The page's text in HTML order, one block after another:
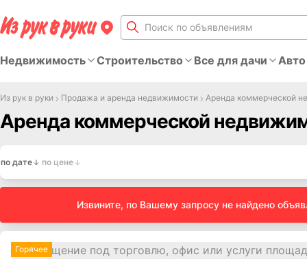
Недвижимость Строительство Все для дачи
Из рук в руки Продажа и аренда недвижимости Аренда коммерческой
Аренда коммерческой
по дате по цене
Извините, по Вашему запросу не найдено
Горячее